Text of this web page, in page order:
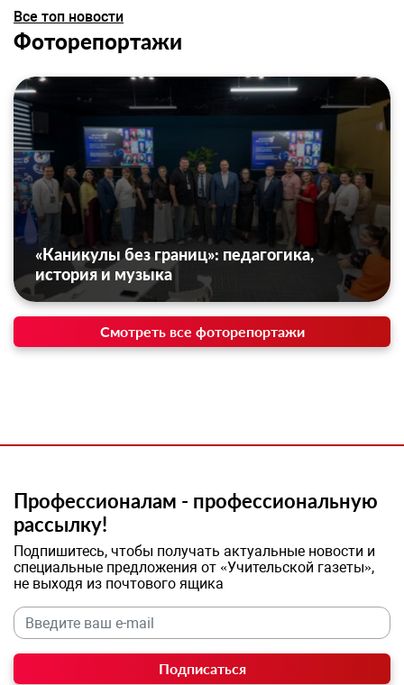
Все топ новости
Фоторепортажи
«Каникулы без границ»: педагогика,
история и музыка
Смотреть все фоторепортажи
Профессионалам - профессиональную
рассылку!
Подпишитесь, чтобы получать актуальные новости и
специальные предложения от «Учительской газеты»,
не выходя из почтового ящика
Подписаться